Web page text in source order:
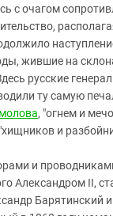
с очагом
жившие на
русские
ту самую
, "огнем и
и
и
Александром II,
Барятинский